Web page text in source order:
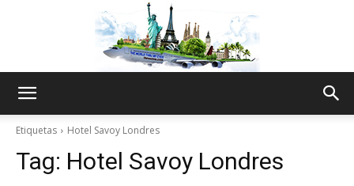
World
Etiquetas Hotel Savoy Londres
Tag: Hotel Savoy Londres